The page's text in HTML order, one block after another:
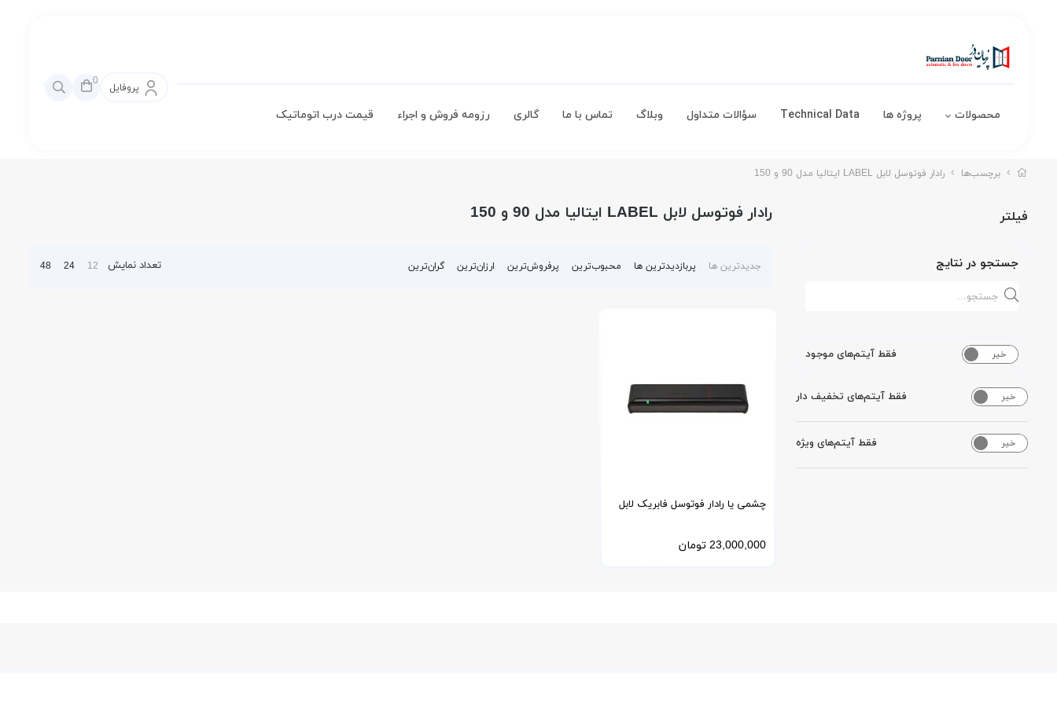
محصولات پروژه ها Technical Data سؤالات متداول وبلاگ تماس با ما گالری رزومه فروش و اجراء قیمت درب اتوماتیک
پروفایل
0
برچسب‌ها رادار فوتوسل لابل LABEL ایتالیا مدل 90 و 150
فیلتر
جستجو در نتایج
خیر فقط آیتم‌های موجود
خیر فقط آیتم‌های تخفیف دار
خیر فقط آیتم‌های ویژه
رادار فوتوسل لابل LABEL ایتالیا مدل 90 و 150
جدیدترین ها پربازدیدترین ها محبوب‌‌ترین پرفروش‌ترین ارزان‌ترین گران‌ترین تعداد نمایش 12
24
48
چشمی یا رادار فوتوسل فابریک لابل
برند اپتکس OA-Axis ll
23,000,000 تومان